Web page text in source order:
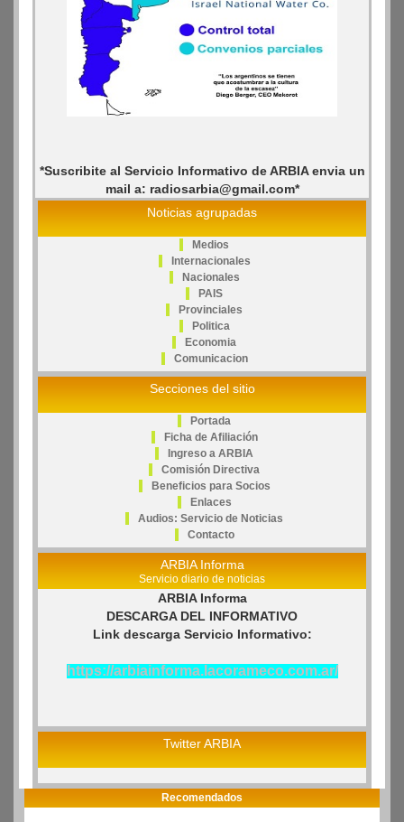
*Suscribite al Servicio Informativo de ARBIA envia un
mail a: radiosarbia@gmail.com*
Noticias agrupadas
Medios
Internacionales
Nacionales
PAIS
Provinciales
Politica
Economia
Comunicacion
Secciones del sitio
Portada
Ficha de Afiliación
Ingreso a ARBIA
Comisión Directiva
Beneficios para Socios
Enlaces
Audios: Servicio de Noticias
Contacto
ARBIA Informa
Servicio diario de noticias
ARBIA Informa
DESCARGA DEL INFORMATIVO
Link descarga Servicio Informativo:
https://arbiainforma.lacorameco.com.ar/
Twitter ARBIA
Recomendados